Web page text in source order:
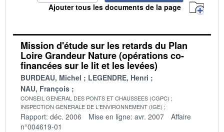
Ajouter tous les documents de la page
Mission d'étude sur les retards du Plan
Loire Grandeur Nature (opérations co-
financées sur le lit et les levées)
BURDEAU, Michel
LEGENDRE, Henri
NAU, François
CONSEIL GENERAL DES PONTS ET CHAUSSEES (CGPC)
INSPECTION GENERALE DE L'ENVIRONNEMENT (IGE)
Rapport: déc. 2006 Mise en ligne: avr. 2007
Affaire
n°004619-01